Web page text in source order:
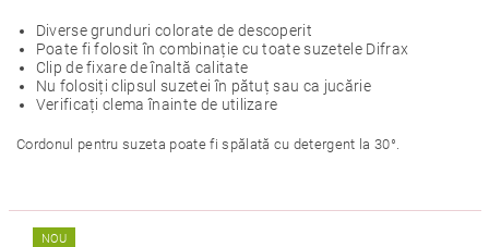
Diverse grunduri colorate de descoperit
Poate fi folosit în combinație cu toate suzetele Difrax
Clip de fixare de înaltă calitate
Nu folosiți clipsul suzetei în pătuț sau ca jucărie
Verificați clema înainte de utilizare
Cordonul pentru suzeta poate fi spălată cu detergent la 30°.
NOU